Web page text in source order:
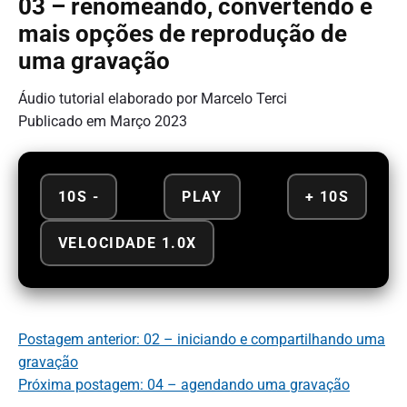
03 – renomeando, convertendo e
mais opções de reprodução de
uma gravação
Áudio tutorial elaborado por Marcelo Terci
Publicado em Março 2023
10S - PLAY + 10S
VELOCIDADE 1.0X
Postagem anterior: 02 – iniciando e compartilhando uma
gravação
Próxima postagem: 04 – agendando uma gravação